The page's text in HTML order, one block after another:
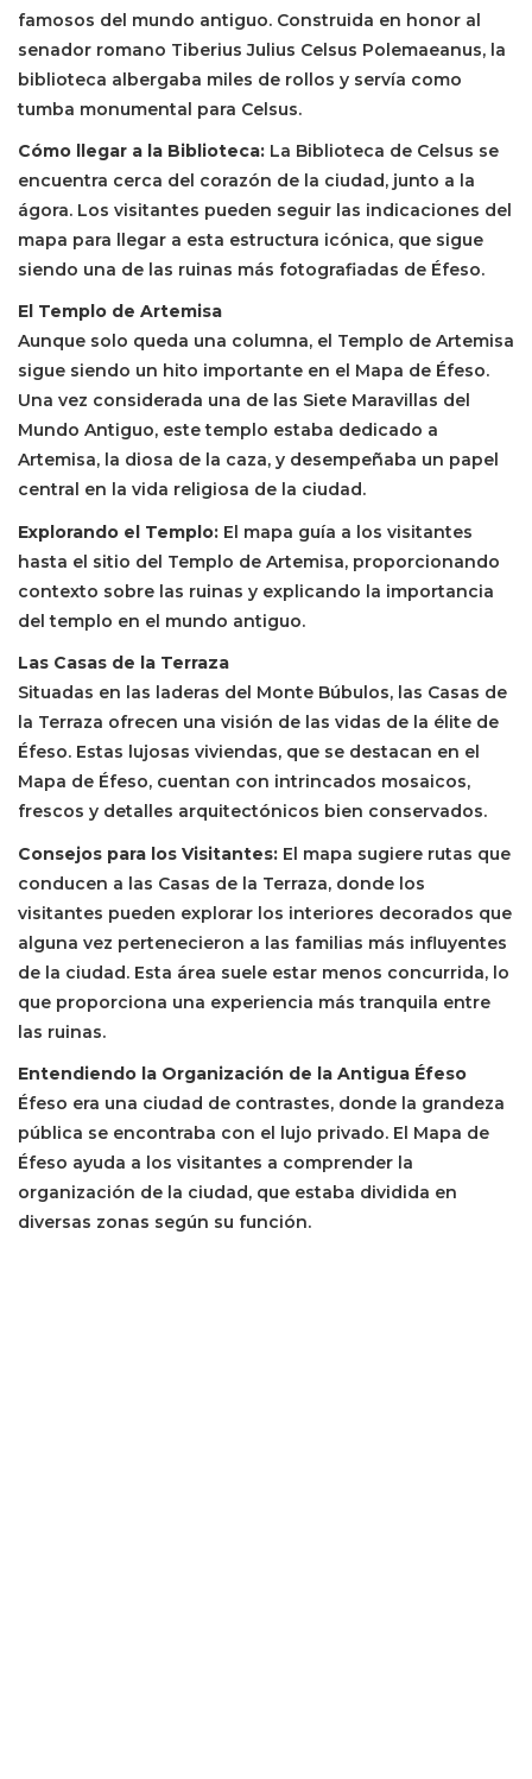
famosos del mundo antiguo. Construida en honor al
senador romano Tiberius Julius Celsus Polemaeanus, la
biblioteca albergaba miles de rollos y servía como
tumba monumental para Celsus.
Cómo llegar a la Biblioteca: La Biblioteca de Celsus se
encuentra cerca del corazón de la ciudad, junto a la
ágora. Los visitantes pueden seguir las indicaciones del
mapa para llegar a esta estructura icónica, que sigue
siendo una de las ruinas más fotografiadas de Éfeso.
El Templo de Artemisa
Aunque solo queda una columna, el Templo de Artemisa
sigue siendo un hito importante en el Mapa de Éfeso.
Una vez considerada una de las Siete Maravillas del
Mundo Antiguo, este templo estaba dedicado a
Artemisa, la diosa de la caza, y desempeñaba un papel
central en la vida religiosa de la ciudad.
Explorando el Templo: El mapa guía a los visitantes
hasta el sitio del Templo de Artemisa, proporcionando
contexto sobre las ruinas y explicando la importancia
del templo en el mundo antiguo.
Las Casas de la Terraza
Situadas en las laderas del Monte Búbulos, las Casas de
la Terraza ofrecen una visión de las vidas de la élite de
Éfeso. Estas lujosas viviendas, que se destacan en el
Mapa de Éfeso, cuentan con intrincados mosaicos,
frescos y detalles arquitectónicos bien conservados.
Consejos para los Visitantes: El mapa sugiere rutas que
conducen a las Casas de la Terraza, donde los
visitantes pueden explorar los interiores decorados que
alguna vez pertenecieron a las familias más influyentes
de la ciudad. Esta área suele estar menos concurrida, lo
que proporciona una experiencia más tranquila entre
las ruinas.
Entendiendo la Organización de la Antigua Éfeso
Éfeso era una ciudad de contrastes, donde la grandeza
pública se encontraba con el lujo privado. El Mapa de
Éfeso ayuda a los visitantes a comprender la
organización de la ciudad, que estaba dividida en
diversas zonas según su función.